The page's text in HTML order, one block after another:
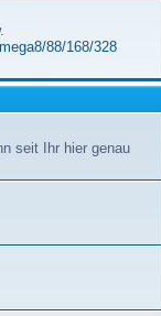
88/168/328
seit Ihr hier genau